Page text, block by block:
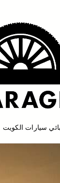
بنشر
بنشر
سيارات الكويت